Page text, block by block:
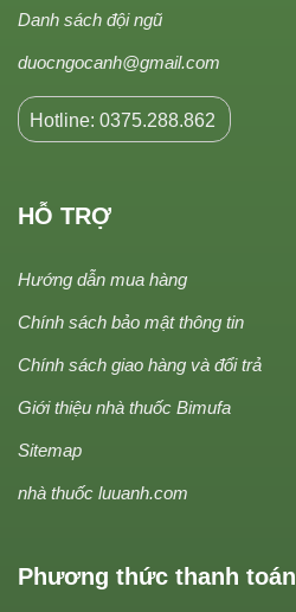
Danh sách đội ngũ
duocngocanh@gmail.com
Hotline: 0375.288.862
HỖ TRỢ
Hướng dẫn mua hàng
Chính sách bảo mật thông tin
Chính sách giao hàng và đổi trả
Giới thiệu nhà thuốc Bimufa
Sitemap
nhà thuốc luuanh.com
Phương thức thanh toán